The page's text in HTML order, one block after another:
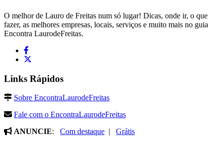
O melhor de Lauro de Freitas num só lugar! Dicas, onde ir, o que
fazer, as melhores empresas, locais, serviços e muito mais no guia
Encontra LaurodeFreitas.
Links Rápidos
Sobre EncontraLaurodeFreitas
Fale com o EncontraLaurodeFreitas
ANUNCIE: Com destaque | Grátis